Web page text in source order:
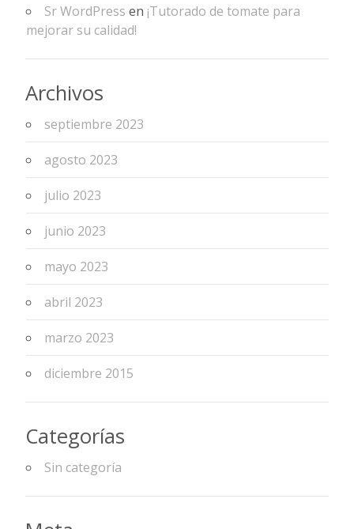
Sr WordPress en ¡Tutorado de tomate para
mejorar su calidad!
Archivos
septiembre 2023
agosto 2023
julio 2023
junio 2023
mayo 2023
abril 2023
marzo 2023
diciembre 2015
Categorías
Sin categoría